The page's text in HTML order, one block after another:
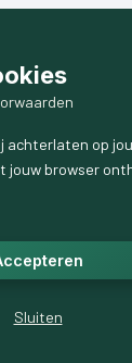
achterlaten op
jouw browser
Sluiten